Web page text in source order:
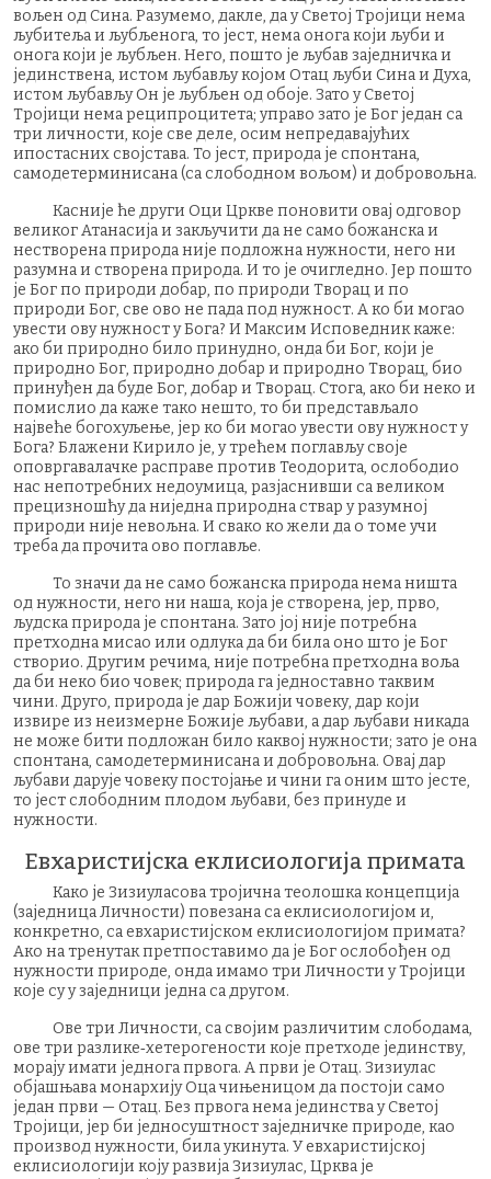
вољен од Сина. Разумемо, дакле, да у Светој Тројици нема
љубитеља и љубљенога, то јест, нема онога који љуби и
онога који је љубљен. Него, пошто је љубав заједничка и
јединствена, истом љубављу којом Отац љуби Сина и Духа,
истом љубављу Он је љубљен од обоје. Зато у Светој
Тројици нема реципроцитета; управо зато је Бог један са
три личности, које све деле, осим непредавајућих
ипостасних својстава. То јест, природа је спонтана,
самодетерминисана (са слободном вољом) и добровољна.
Касније ће други Оци Цркве поновити овај одговор
великог Атанасија и закључити да не само божанска и
нестворена природа није подложна нужности, него ни
разумна и створена природа. И то је очигледно. Јер пошто
је Бог по природи добар, по природи Творац и по
природи Бог, све ово не пада под нужност. А ко би могао
увести ову нужност у Бога? И Максим Исповедник каже:
ако би природно било принудно, онда би Бог, који је
природно Бог, природно добар и природно Творац, био
принуђен да буде Бог, добар и Творац. Стога, ако би неко и
помислио да каже тако нешто, то би представљало
највеће богохуљење, јер ко би могао увести ову нужност у
Бога? Блажени Кирило је, у трећем поглављу своје
оповргавалачке расправе против Теодорита, ослободио
нас непотребних недоумица, разјаснивши са великом
прецизношћу да ниједна природна ствар у разумној
природи није невољна. И свако ко жели да о томе учи
треба да прочита ово поглавље.
То значи да не само божанска природа нема ништа
од нужности, него ни наша, која је створена, јер, прво,
људска природа је спонтана. Зато јој није потребна
претходна мисао или одлука да би била оно што је Бог
створио. Другим речима, није потребна претходна воља
да би неко био човек; природа га једноставно таквим
чини. Друго, природа је дар Божији човеку, дар који
извире из неизмерне Божије љубави, а дар љубави никада
не може бити подложан било каквој нужности; зато је она
спонтана, самодетерминисана и добровољна. Овај дар
љубави дарује човеку постојање и чини га оним што јесте,
то јест слободним плодом љубави, без принуде и
нужности.
Евхаристијска еклисиологија примата
Како је Зизиуласова тројична теолошка концепција
(заједница Личности) повезана са еклисиологијом и,
конкретно, са евхаристијском еклисиологијом примата?
Ако на тренутак претпоставимо да је Бог ослобођен од
нужности природе, онда имамо три Личности у Тројици
које су у заједници једна са другом.
Ове три Личности, са својим различитим слободама,
ове три разлике‑хетерогености које претходе јединству,
морају имати једнога првога. А први је Отац. Зизиулас
објашњава монархију Оца чињеницом да постоји само
један први — Отац. Без првога нема јединства у Светој
Тројици, јер би једносуштност заједничке природе, као
производ нужности, била укинута. У евхаристијској
еклисиологији коју развија Зизиулас, Црква је